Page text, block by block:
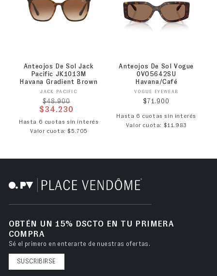
Anteojos De Sol Jack
Pacific JK1013M
Havana Gradient Brown
Proveedor:
JACK PACIFIC
Precio habitual
$48.900
$34.230
Precio de oferta
Hasta 6 cuotas sin interés
Valor cuota: $5.705
Anteojos De Sol Vogue
0VO5642SU
Havana/Café
Proveedor:
VOGUE EYEWEAR
Precio habitual
$71.900
Hasta 6 cuotas sin interés
Valor cuota: $11.983
OBTÉN UN 15% DSCTO EN TU PRIMERA
COMPRA
Sé el primero en enterarte de nuestras ofertas.
SUSCRIBIRSE